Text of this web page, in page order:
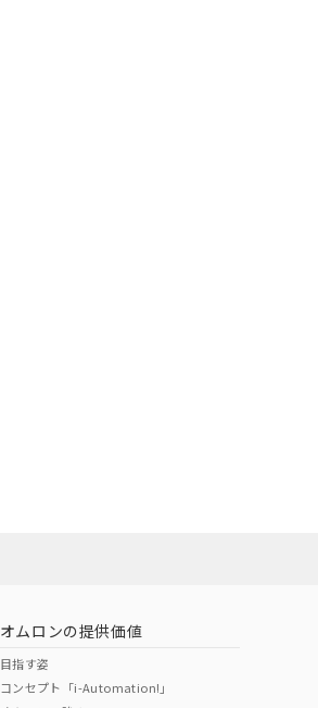
オムロンの提供価値
目指す姿
コンセプト「i-Automation!」